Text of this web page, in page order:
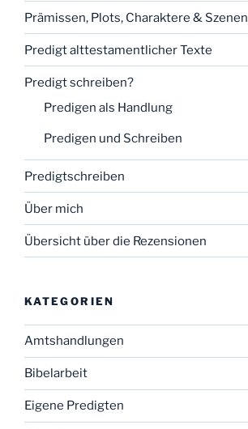
Prämissen, Plots, Charaktere & Szenen
Predigt alttestamentlicher Texte
Predigt schreiben?
Predigen als Handlung
Predigen und Schreiben
Predigtschreiben
Über mich
Übersicht über die Rezensionen
KATEGORIEN
Amtshandlungen
Bibelarbeit
Eigene Predigten